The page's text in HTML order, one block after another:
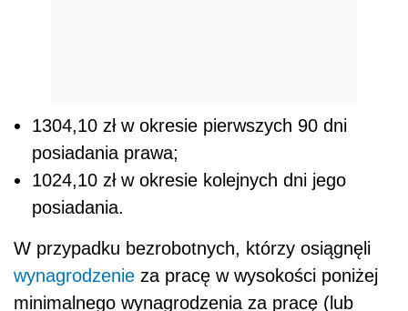
1304,10 zł w okresie pierwszych 90 dni
posiadania prawa;
1024,10 zł w okresie kolejnych dni jego
posiadania.
W przypadku bezrobotnych, którzy osiągnęli
wynagrodzenie za pracę w wysokości poniżej
minimalnego wynagrodzenia za pracę (lub